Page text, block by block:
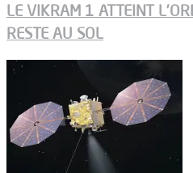
LE VIKRAM 1 ATTEINT
RESTE AU SOL